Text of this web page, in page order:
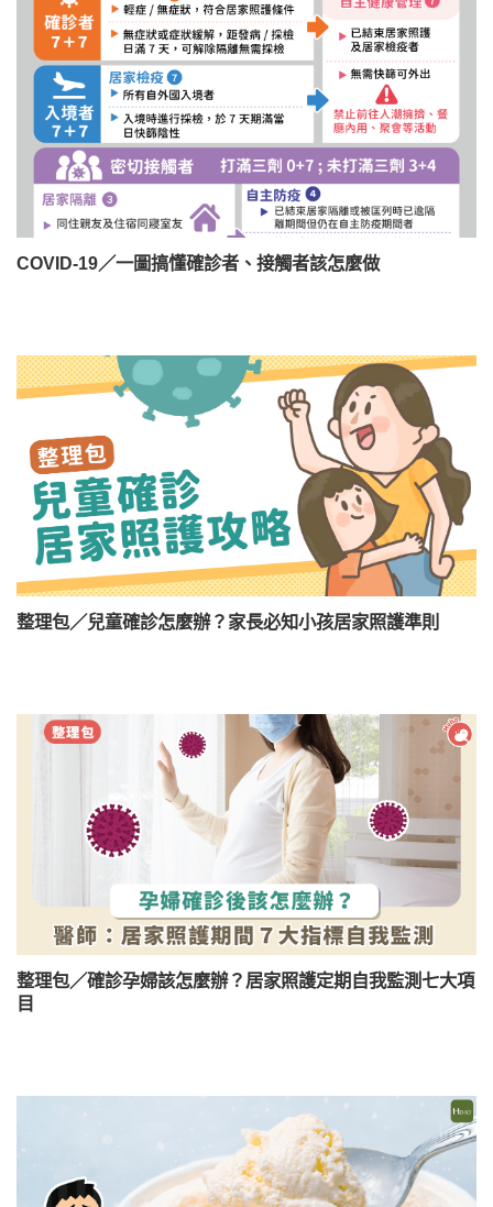
COVID-19／一圖搞懂確診者、接觸者該怎麼做
整理包／兒童確診怎麼辦？家長必知小孩居家照護準則
整理包／確診孕婦該怎麼辦？居家照護定期自我監測七大項
目